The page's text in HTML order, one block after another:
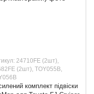
24710FE (2шт),
(2шт), TOY055B,
комплект підвіски